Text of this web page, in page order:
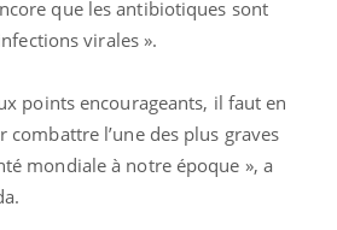
que les antibiotiques sont
virales ».
points encourageants, il faut en
combattre l’une des plus graves
mondiale à notre époque », a